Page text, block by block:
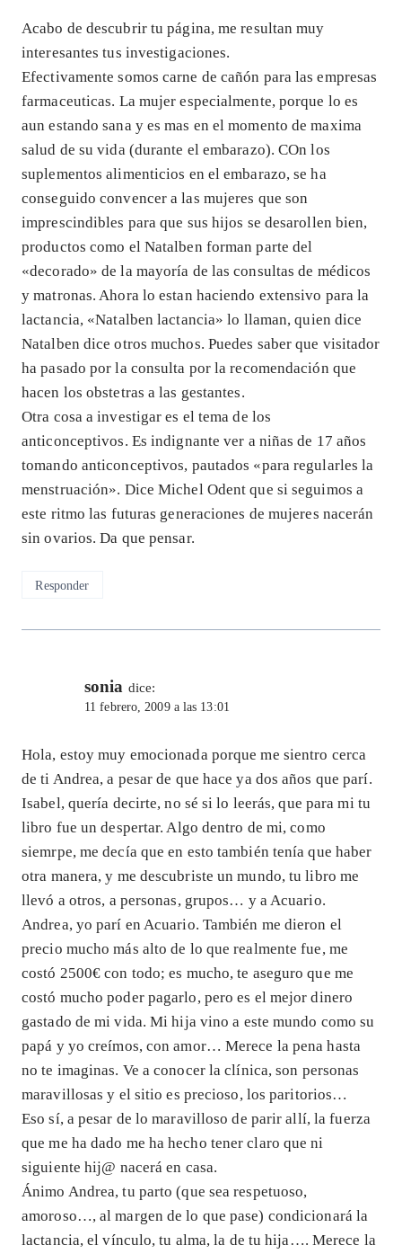
Acabo de descubrir tu página, me resultan muy
interesantes tus investigaciones.
Efectivamente somos carne de cañón para las empresas
farmaceuticas. La mujer especialmente, porque lo es
aun estando sana y es mas en el momento de maxima
salud de su vida (durante el embarazo). COn los
suplementos alimenticios en el embarazo, se ha
conseguido convencer a las mujeres que son
imprescindibles para que sus hijos se desarollen bien,
productos como el Natalben forman parte del
«decorado» de la mayoría de las consultas de médicos
y matronas. Ahora lo estan haciendo extensivo para la
lactancia, «Natalben lactancia» lo llaman, quien dice
Natalben dice otros muchos. Puedes saber que visitador
ha pasado por la consulta por la recomendación que
hacen los obstetras a las gestantes.
Otra cosa a investigar es el tema de los
anticonceptivos. Es indignante ver a niñas de 17 años
tomando anticonceptivos, pautados «para regularles la
menstruación». Dice Michel Odent que si seguimos a
este ritmo las futuras generaciones de mujeres nacerán
sin ovarios. Da que pensar.
Responder
sonia dice:
11 febrero, 2009 a las 13:01
Hola, estoy muy emocionada porque me sientro cerca
de ti Andrea, a pesar de que hace ya dos años que parí.
Isabel, quería decirte, no sé si lo leerás, que para mi tu
libro fue un despertar. Algo dentro de mi, como
siemrpe, me decía que en esto también tenía que haber
otra manera, y me descubriste un mundo, tu libro me
llevó a otros, a personas, grupos… y a Acuario.
Andrea, yo parí en Acuario. También me dieron el
precio mucho más alto de lo que realmente fue, me
costó 2500€ con todo; es mucho, te aseguro que me
costó mucho poder pagarlo, pero es el mejor dinero
gastado de mi vida. Mi hija vino a este mundo como su
papá y yo creímos, con amor… Merece la pena hasta
no te imaginas. Ve a conocer la clínica, son personas
maravillosas y el sitio es precioso, los paritorios…
Eso sí, a pesar de lo maravilloso de parir allí, la fuerza
que me ha dado me ha hecho tener claro que ni
siguiente hij@ nacerá en casa.
Ánimo Andrea, tu parto (que sea respetuoso,
amoroso…, al margen de lo que pase) condicionará la
lactancia, el vínculo, tu alma, la de tu hija…. Merece la